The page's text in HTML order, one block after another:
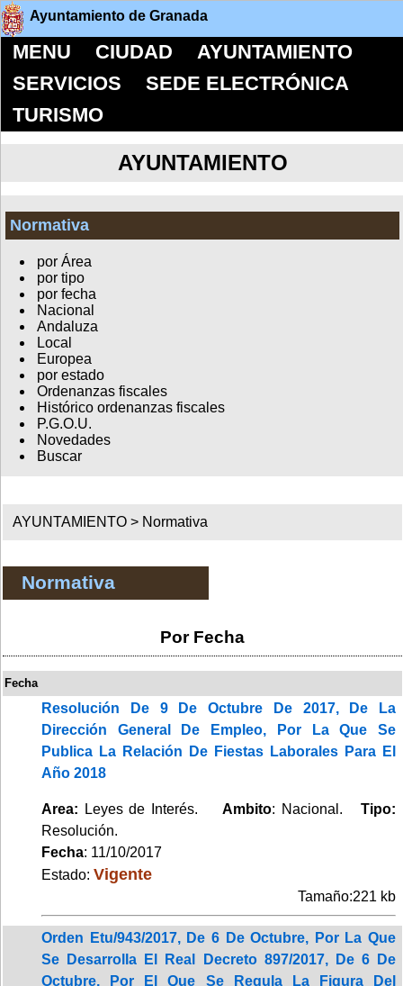
Ayuntamiento de Granada
MENU CIUDAD
AYUNTAMIENTO
SERVICIOS
SEDE ELECTRÓNICA
TURISMO
AYUNTAMIENTO
Normativa
por Área
por tipo
por fecha
Nacional
Andaluza
Local
Europea
por estado
Ordenanzas fiscales
Histórico ordenanzas fiscales
P.G.O.U.
Novedades
Buscar
AYUNTAMIENTO > Normativa
Normativa
Por Fecha
Fecha
Resolución De 9 De Octubre De 2017, De La
Dirección General De Empleo, Por La Que Se
Publica La Relación De Fiestas Laborales Para El
Año 2018
Area: Leyes de Interés.Ambito: Nacional.Tipo:
Resolución.
Fecha: 11/10/2017
Estado: Vigente
Tamaño:221 kb
Orden Etu/943/2017, De 6 De Octubre, Por La Que
Se Desarrolla El Real Decreto 897/2017, De 6 De
Octubre, Por El Que Se Regula La Figura Del